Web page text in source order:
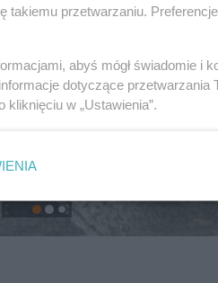
takiemu przetwarzaniu.
abyś mógł świadomie i
dotyczące przetwarzania
kliknięciu w „Ustawienia”.